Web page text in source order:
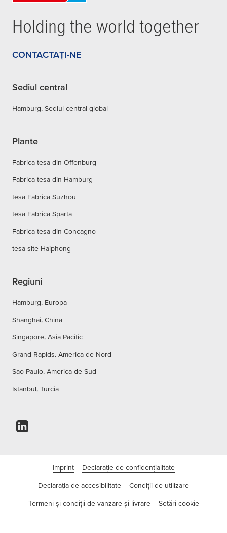
Holding the world together
CONTACTAȚI-NE
Sediul central
Hamburg, Sediul central global
Plante
Fabrica tesa din Offenburg
Fabrica tesa din Hamburg
tesa Fabrica Suzhou
tesa Fabrica Sparta
Fabrica tesa din Concagno
tesa site Haiphong
Regiuni
Hamburg, Europa
Shanghai, China
Singapore, Asia Pacific
Grand Rapids, America de Nord
Sao Paulo, America de Sud
Istanbul, Turcia
Imprint Declarație de confidențialitate
Declarația de accesibilitate Condiţii de utilizare
Termeni și condiții de vanzare și livrare Setări cookie